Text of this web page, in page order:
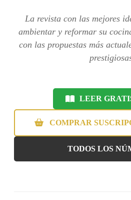
La revista con las mejores
ambientar y reformar su
con las propuestas más
LEER
COMPRAR
TODOS LOS